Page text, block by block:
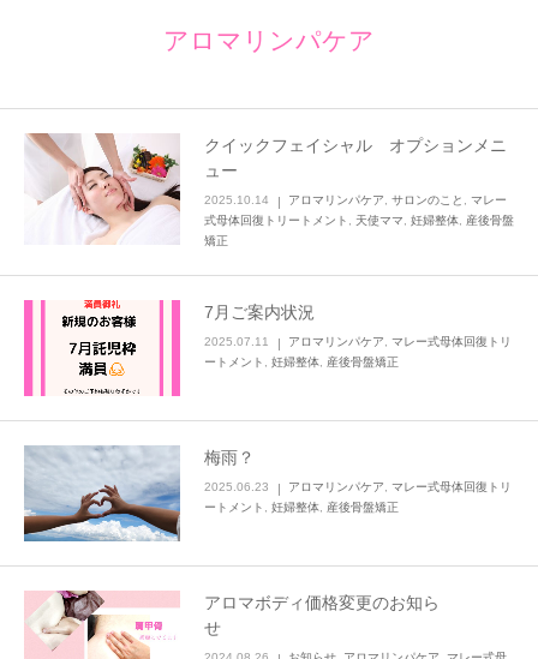
アロマリンパケア
クイックフェイシャル オプションメニ
ュー
2025.10.14 アロマリンパケア サロンのこと
マレー
式母体回復トリートメント
天使ママ 妊婦整体
産後骨盤
矯正
7月ご案内状況
2025.07.11 アロマリンパケア
マレー式母体回復トリ
ートメント
妊婦整体 産後骨盤矯正
梅雨？
2025.06.23 アロマリンパケア
マレー式母体回復トリ
ートメント
妊婦整体 産後骨盤矯正
アロマボディ価格変更のお知ら
せ